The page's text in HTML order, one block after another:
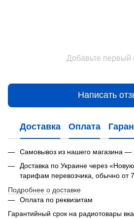
Добавьте первый
Написать
Доставка Оплата
Самовывоз из нашего магазина —
Доставка по Украине через
тарифам перевозчика, обычно от
Подробнее о доставке
Оплата по реквизитам
Гарантийный срок на радиотовары